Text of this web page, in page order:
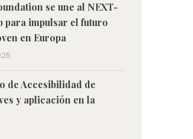
se une al NEXT-
para impulsar el futuro
en Europa
de Accesibilidad de
y aplicación en la